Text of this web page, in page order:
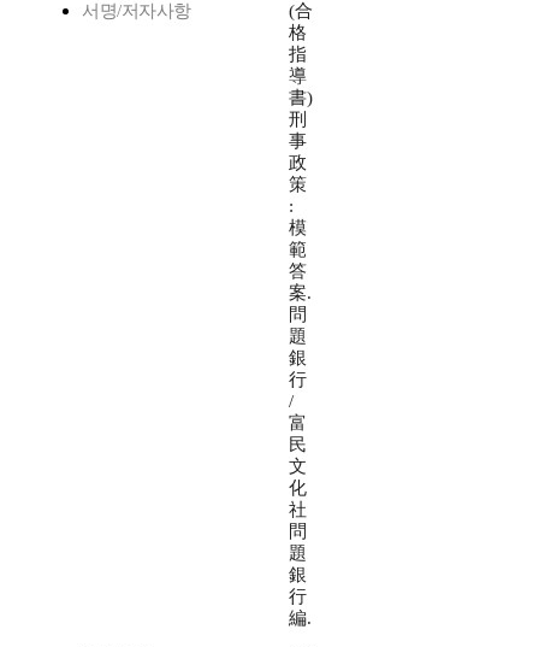
서명/저자사항
(合
格
指
導
書)
刑
事
政
策
:
模
範
答
案.
問
題
銀
行
/
富
民
文
化
社
問
題
銀
行
編.